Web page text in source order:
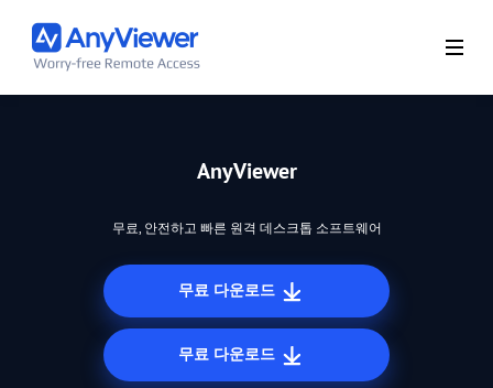
AnyViewer
무료, 안전하고 빠른 원격 데스크톱 소프트웨어
무료 다운로드
무료 다운로드